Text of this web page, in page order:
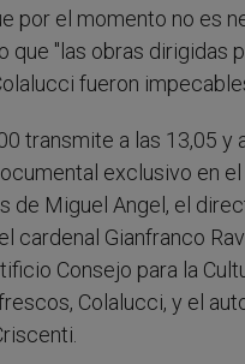
por el momento no es
que "las obras dirigidas
fueron
transmite a las 13,05 y
exclusivo en el
de Miguel Angel, el
cardenal Gianfranco
Consejo para la
Colalucci, y el